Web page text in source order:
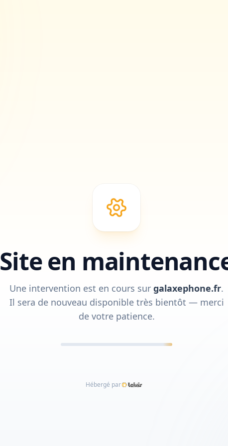
Site en
Une intervention est en cours sur galaxephone.fr.
Il sera de nouveau disponible très bientôt — merci
de votre patience.
Hébergé par